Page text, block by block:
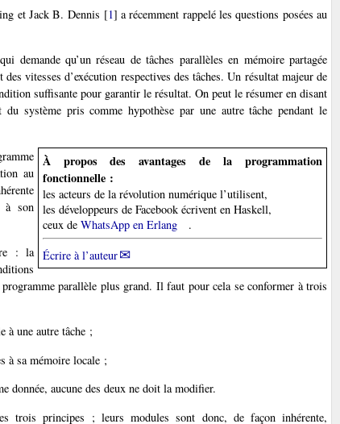
et Jack B. Dennis [1] a récemment rappelé les questions posées au
qu’un réseau de tâches parallèles en mémoire partagée
vitesses d’exécution respectives des tâches. Un résultat majeur de
suffisante pour garantir le résultat. On peut le résumer en disant
système pris comme hypothèse par une autre tâche pendant le
À propos des avantages de la programmation
fonctionnelle :
les acteurs de la révolution numérique l’utilisent,
les développeurs de Facebook écrivent en Haskell,
ceux de WhatsApp en Erlang .
Écrire à l’auteur
au
à son
: la
parallèle plus grand. Il faut pour cela se conformer à trois
à une autre tâche ;
à sa mémoire locale ;
donnée, aucune des deux ne doit la modifier.
trois principes ; leurs modules sont donc, de façon inhérente,